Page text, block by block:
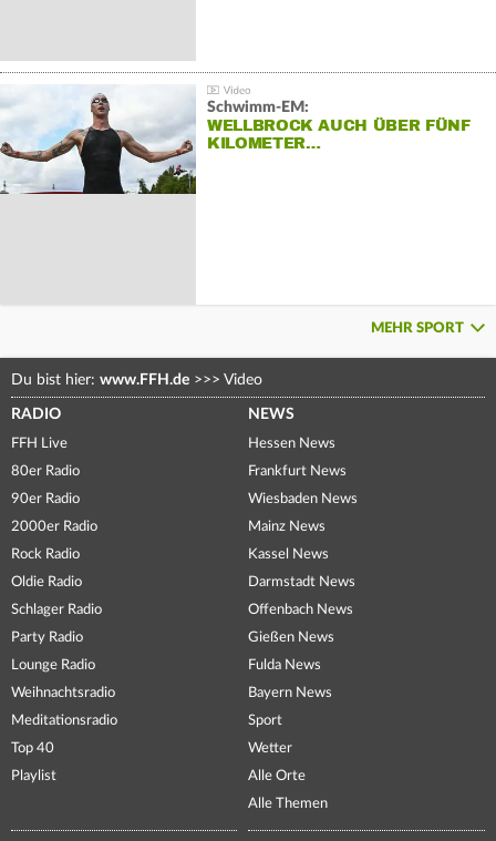
Schwimm-EM:
WELLBROCK AUCH ÜBER FÜNF
KILOMETER…
MEHR SPORT
Du bist hier: www.FFH.de >>> Video
RADIO
FFH Live
80er Radio
90er Radio
2000er Radio
Rock Radio
Oldie Radio
Schlager Radio
Party Radio
Lounge Radio
Weihnachtsradio
Meditationsradio
Top 40
Playlist
NEWS
Hessen News
Frankfurt News
Wiesbaden News
Mainz News
Kassel News
Darmstadt News
Offenbach News
Gießen News
Fulda News
Bayern News
Sport
Wetter
Alle Orte
Alle Themen